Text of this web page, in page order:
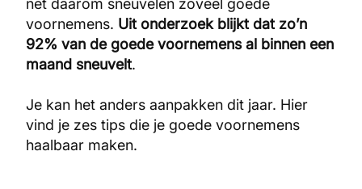
net daarom sneuvelen zoveel goede
voornemens. Uit onderzoek blijkt dat zo’n
92% van de goede voornemens al binnen een
maand sneuvelt.
Je kan het anders aanpakken dit jaar. Hier
vind je zes tips die je goede voornemens
haalbaar maken.